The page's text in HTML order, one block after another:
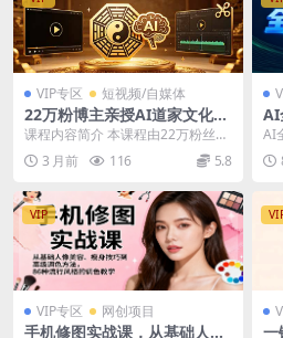
VIP专区 短视频/自媒体
22万粉博主亲授AI道家文化短
视频：文案仿写+AI生成+配音
剪辑全流程
课程内容简介 本课程由22万粉丝博
主亲授，聚焦AI道家文化短视频制
作全流程。课程...
3 月前 116 5.8
AI
看
AI
告
家
VIP
VIP专区 网创项目
手机修图实战课，从基础人像
一